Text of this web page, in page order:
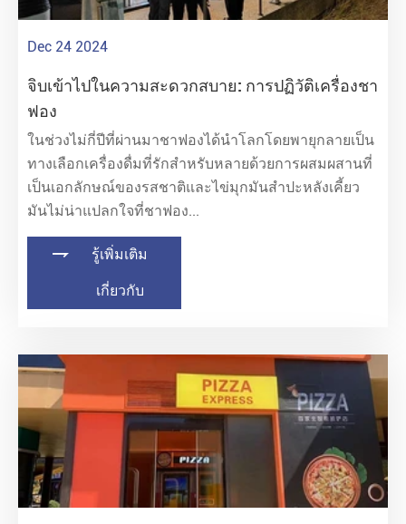
Dec 24 2024
จิบเข้าไปในความสะดวกสบาย: การปฏิวัติเครื่องชา
ฟอง
ในช่วงไม่กี่ปีที่ผ่านมาชาฟองได้นำโลกโดยพายุกลายเป็น
ทางเลือกเครื่องดื่มที่รักสำหรับหลายด้วยการผสมผสานที่
เป็นเอกลักษณ์ของรสชาติและไข่มุกมันสำปะหลังเคี้ยว
มันไม่น่าแปลกใจที่ชาฟอง...
 รู้เพิ่มเติม
เกี่ยวกับ